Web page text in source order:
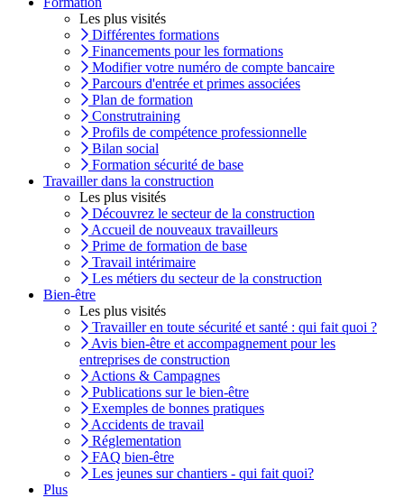
Les plus visités
Différentes formations
Financements pour les formations
Modifier votre numéro de compte bancaire
Parcours d'entrée et primes associées
Plan de formation
Construtraining
Profils de compétence professionnelle
Bilan social
Formation sécurité de base
Travailler dans la construction
Les plus visités
Découvrez le secteur de la construction
Accueil de nouveaux travailleurs
Prime de formation de base
Travail intérimaire
Les métiers du secteur de la construction
Bien-être
Les plus visités
Travailler en toute sécurité et santé : qui fait quoi ?
Avis bien-être et accompagnement pour les
entreprises de construction
Actions & Campagnes
Publications sur le bien-être
Exemples de bonnes pratiques
Accidents de travail
Réglementation
FAQ bien-être
Les jeunes sur chantiers - qui fait quoi?
Plus